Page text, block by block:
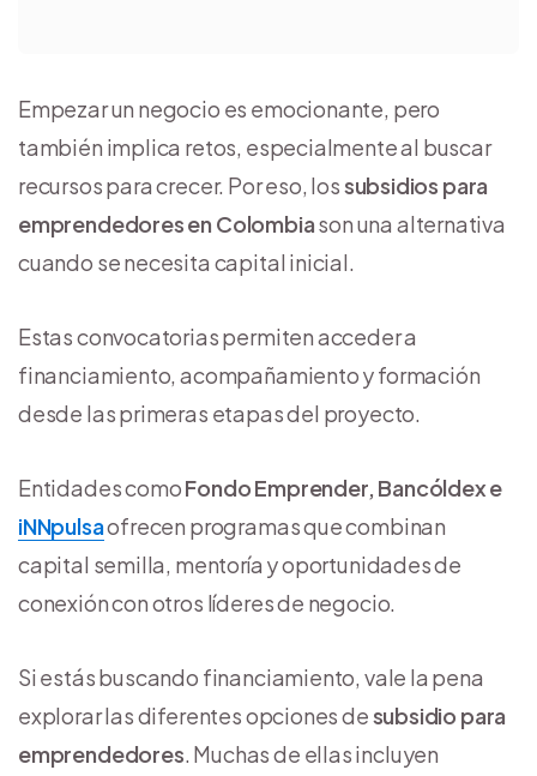
Empezar un negocio es emocionante, pero
también implica retos, especialmente al buscar
recursos para crecer. Por eso, lossubsidios para
emprendedores en Colombiason una alternativa
cuando se necesita capital inicial.
Estas convocatorias permiten acceder a
financiamiento, acompañamiento y formación
desde las primeras etapas del proyecto.
Entidades comoFondo Emprender, Bancóldex e
iNNpulsaofrecen programas que combinan
capital semilla, mentoría y oportunidades de
conexión con otros líderes de negocio.
Si estás buscando financiamiento, vale la pena
explorar las diferentes opciones desubsidio para
emprendedores . Muchas de ellas incluyen